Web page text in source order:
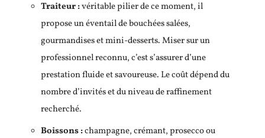
Traiteur :véritable pilier de ce moment, il
propose un éventail de bouchées salées,
gourmandises et mini-desserts. Miser sur un
professionnel reconnu, c’est s’assurer d’une
prestation fluide et savoureuse. Le coût dépend du
nombre d’invités et du niveau de raffinement
recherché.
Boissons :champagne, crémant, prosecco ou